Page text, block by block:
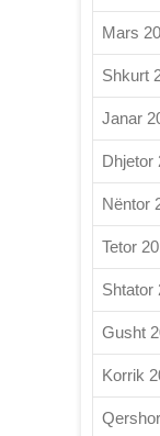
Mars
Shkurt
Janar
Dhjetor
Nëntor
Tetor
Shtator
Gusht
Korrik